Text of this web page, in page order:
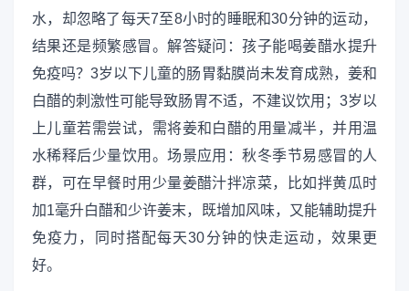
水，却忽略了每天7至8小时的睡眠和30分钟的运动，
结果还是频繁感冒。解答疑问：孩子能喝姜醋水提升
免疫吗？3岁以下儿童的肠胃黏膜尚未发育成熟，姜和
白醋的刺激性可能导致肠胃不适，不建议饮用；3岁以
上儿童若需尝试，需将姜和白醋的用量减半，并用温
水稀释后少量饮用。场景应用：秋冬季节易感冒的人
群，可在早餐时用少量姜醋汁拌凉菜，比如拌黄瓜时
加1毫升白醋和少许姜末，既增加风味，又能辅助提升
免疫力，同时搭配每天30分钟的快走运动，效果更
好。